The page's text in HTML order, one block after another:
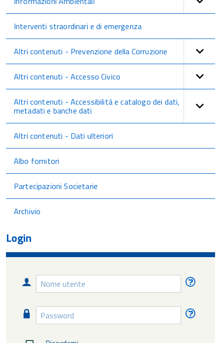
Interventi straordinari e di emergenza
Altri contenuti - Prevenzione della Corruzione
Altri contenuti - Accesso Civico
Altri contenuti - Accessibilità e catalogo dei dati,
metadati e banche dati
Altri contenuti - Dati ulteriori
Albo fornitori
Partecipazioni Societarie
Archivio
Login
Nome
utente
Password